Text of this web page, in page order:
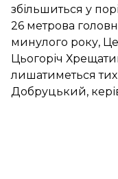
збільшиться у
26 метрова
минулого року, Це
Цьогоріч
лишатиметься
Добруцький,